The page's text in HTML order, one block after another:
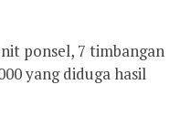
ponsel, 7 timbangan
yang diduga hasil